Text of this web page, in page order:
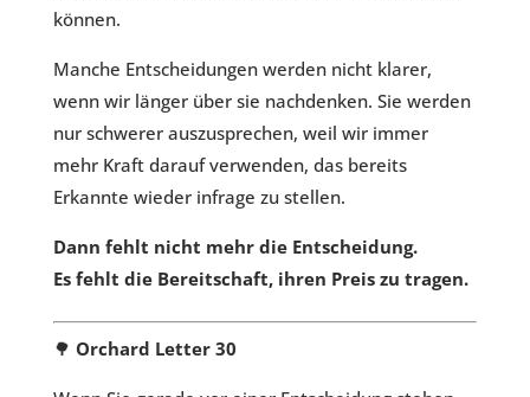
können.
Manche Entscheidungen werden nicht klarer,
wenn wir länger über sie nachdenken. Sie werden
nur schwerer auszusprechen, weil wir immer
mehr Kraft darauf verwenden, das bereits
Erkannte wieder infrage zu stellen.
Dann fehlt nicht mehr die Entscheidung.
Es fehlt die Bereitschaft, ihren Preis zu tragen.
🌳 Orchard Letter 30